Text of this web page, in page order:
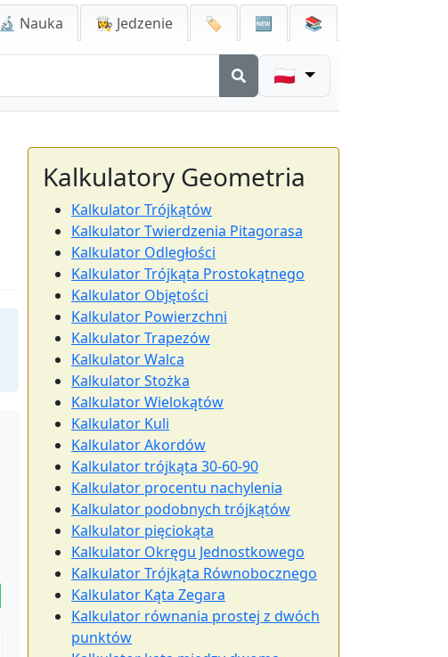
🔬 Nauka 👩‍🍳 Jedzenie 🏷️ 🆕 📚
🇵🇱
Kalkulatory Geometria
Kalkulator Trójkątów
Kalkulator Twierdzenia Pitagorasa
Kalkulator Odległości
Kalkulator Trójkąta Prostokątnego
Kalkulator Objętości
Kalkulator Powierzchni
Kalkulator Trapezów
Kalkulator Walca
Kalkulator Stożka
Kalkulator Wielokątów
Kalkulator Kuli
Kalkulator Akordów
Kalkulator trójkąta 30-60-90
Kalkulator procentu nachylenia
Kalkulator podobnych trójkątów
Kalkulator pięciokąta
Kalkulator Okręgu Jednostkowego
Kalkulator Trójkąta Równobocznego
Kalkulator Kąta Zegara
Kalkulator równania prostej z dwóch
punktów